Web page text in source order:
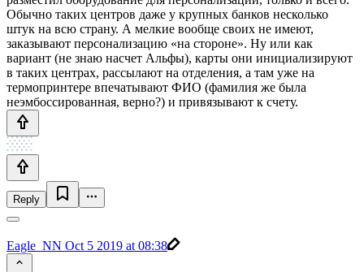
Обычно таких центров даже у крупных банков несколько
штук на всю страну. А мелкие вообще своих не имеют,
заказывают персонализацию «на стороне». Ну или как
вариант (не знаю насчет Альфы), карты они инициализируют
в таких центрах, рассылают на отделения, а там уже на
термопринтере впечатывают ФИО (фамилия же была
неэмбоссированная, верно?) и привязывают к счету.
Reply
Eagle_NN Oct 5 2019 at 08:38